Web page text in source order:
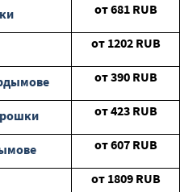
от681 RUB
от 1202 RUB
от390 RUB
от423 RUB
от607 RUB
от 1809 RUB